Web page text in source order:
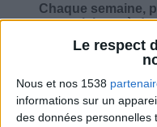
Le respect
Nous et nos 1538
informations sur un
des données personnelles
Chaque semaine,
en participant à
Jean-Michel et les
programme.